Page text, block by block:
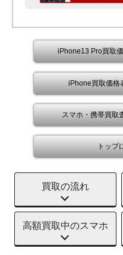
iPhone13 Pro買取
iPhone買取価格
スマホ・携帯買取
トップ
買取の流れ
高額買取中のスマホ